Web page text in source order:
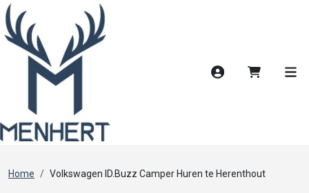
Account
Home Volkswagen ID.Buzz Camper Huren te Herenthout